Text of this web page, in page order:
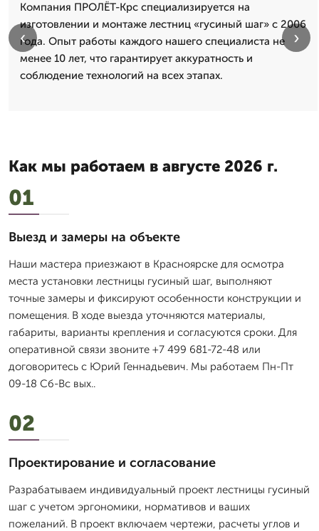
Компания ПРОЛЁТ-Крс специализируется на
изготовлении и монтаже лестниц «гусиный шаг» с 2006
года. Опыт работы каждого нашего специалиста не
менее 10 лет, что гарантирует аккуратность и
соблюдение технологий на всех этапах.
‹ ›
Как мы работаем в августе 2026 г.
01
Выезд и замеры на объекте
Наши мастера приезжают в Красноярске для осмотра
места установки лестницы гусиный шаг, выполняют
точные замеры и фиксируют особенности конструкции и
помещения. В ходе выезда уточняются материалы,
габариты, варианты крепления и согласуются сроки. Для
оперативной связи звоните +7 499 681-72-48 или
договоритесь с Юрий Геннадьевич. Мы работаем Пн-Пт
09-18 Сб-Вс вых..
02
Проектирование и согласование
Разрабатываем индивидуальный проект лестницы гусиный
шаг с учетом эргономики, нормативов и ваших
пожеланий. В проект включаем чертежи, расчеты углов и